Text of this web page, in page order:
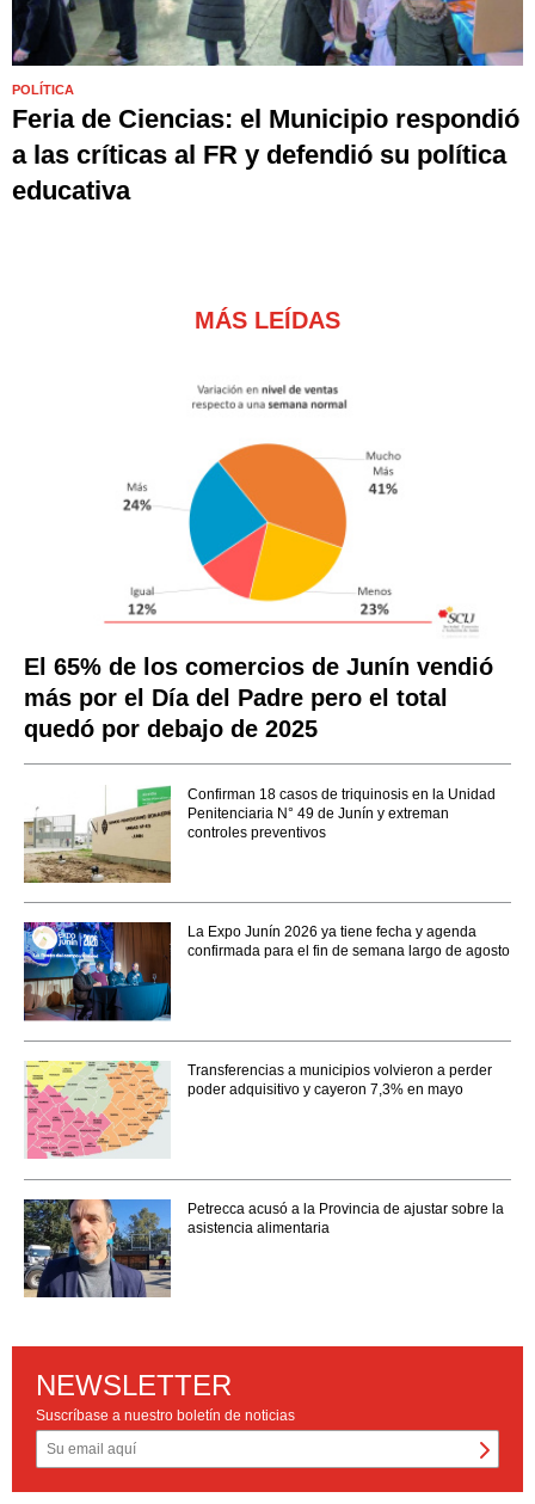
POLÍTICA
Feria de Ciencias: el Municipio respondió
a las críticas al FR y defendió su política
educativa
MÁS LEÍDAS
El 65% de los comercios de Junín vendió
más por el Día del Padre pero el total
quedó por debajo de 2025
Confirman 18 casos de triquinosis en la Unidad
Penitenciaria N° 49 de Junín y extreman
controles preventivos
La Expo Junín 2026 ya tiene fecha y agenda
confirmada para el fin de semana largo de agosto
Transferencias a municipios volvieron a perder
poder adquisitivo y cayeron 7,3% en mayo
Petrecca acusó a la Provincia de ajustar sobre la
asistencia alimentaria
NEWSLETTER
Suscríbase a nuestro boletín de noticias